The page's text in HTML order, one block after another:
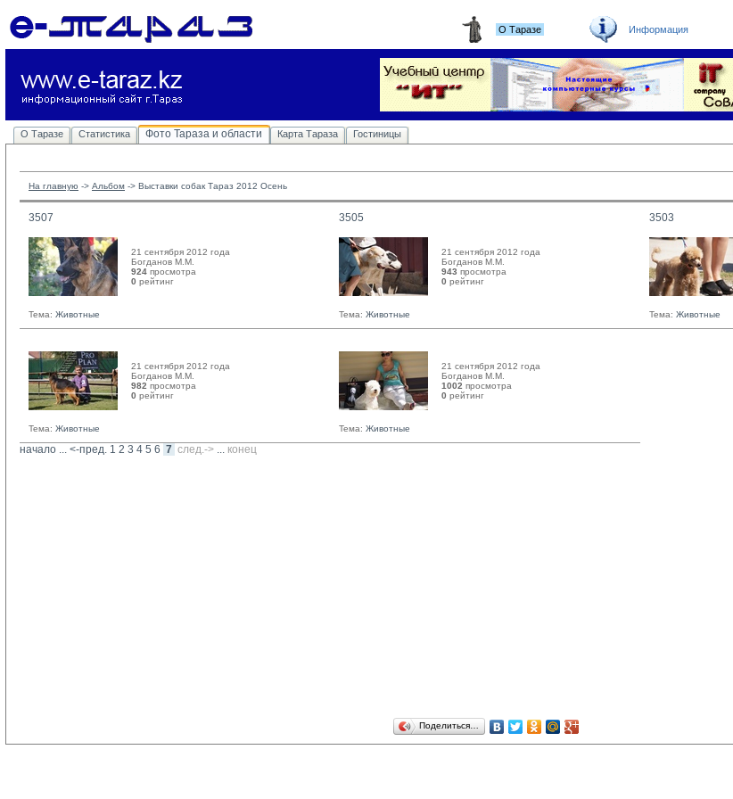
О Таразе Информация
О Таразе Статистика Фото Тараза и области Карта Тараза Гостиницы
На главную -> Альбом -> Выставки собак Тараз 2012 Осень
3507
21 сентября 2012 года
Богданов М.М.
924 просмотра
0 рейтинг
Тема: Животные
3505
21 сентября 2012 года
Богданов М.М.
943 просмотра
0 рейтинг
Тема: Животные
3503
Тема: Животные
21 сентября 2012 года
Богданов М.М.
982 просмотра
0 рейтинг
Тема: Животные
21 сентября 2012 года
Богданов М.М.
1002 просмотра
0 рейтинг
Тема: Животные
начало ... <-пред. 1 2 3 4 5 6 7 след.-> ... конец
Поделиться…